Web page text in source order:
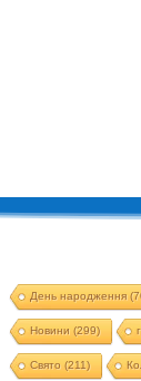
День народження
Новини (299)
Свято (211)